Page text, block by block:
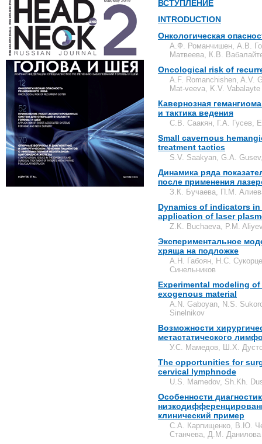
ВСТУПЛЕНИЕ
INTRODUCTION
Онкологическая
А.Ф. Романчишен, А.В.
Матвеева, К.В.
Oncological risk of
A.F. Romanchishen, A.V.
Mat-veeva, K.V. Vabalayte
Кавернозная
и тактика ведения
С.В. Саакян, Г.А. Гусев,
Small cavernous
treatment tactics
S.V. Saakyan, G.A.
Динамика ряда
после применения
З.К. Бучаева, П.М.
Dynamics of indicators
application of laser
Z.K. Buchaeva, P.M.
Экспериментальное
хряща на подложке
А.Н. Габоян, Н.С.
Синельников
Experimental modeling
exogenous material
A.N. Gaboyan, N.S.
Sinelnikov
Возможности
метастатического
У.С. Мамедов, Ш.Х.
The opportunities for
cervical lymphnode
U.S. Mamedov, Sh.Kh.
Особенности
клинический пример
С.А. Карпищенко, В.Ю.
Станчева, Д.М. Данилова